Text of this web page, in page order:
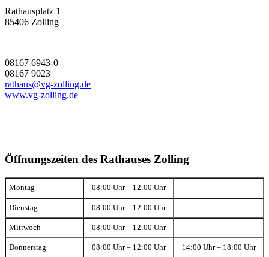
Rathausplatz 1
85406 Zolling
08167 6943-0
08167 9023
rathaus@vg-zolling.de
www.vg-zolling.de
Öffnungszeiten des Rathauses Zolling
Montag 08:00 Uhr – 12:00 Uhr
Dienstag 08:00 Uhr – 12:00 Uhr
Mittwoch 08:00 Uhr – 12:00 Uhr
Donnerstag 08:00 Uhr – 12:00 Uhr 14:00 Uhr – 18:00 Uhr